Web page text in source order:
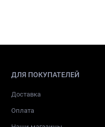
ДЛЯ ПОКУПАТЕЛЕЙ
Доставка
Оплата